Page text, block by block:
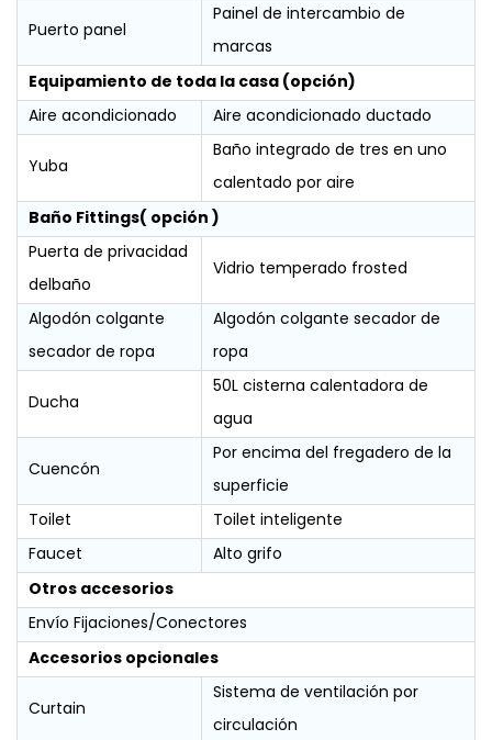
Puerto panel
Painel de intercambio de
marcas
Equipamiento de toda la casa (opción)
Aire acondicionado
Aire acondicionado ductado
Yuba
Baño integrado de tres en uno
calentado por aire
Baño Fittings( opción )
Puerta de privacidad
delbaño
Vidrio temperado frosted
Algodón colgante
secador de ropa
Algodón colgante secador de
ropa
Ducha
50L cisterna calentadora de
agua
Cuencón
Por encima del fregadero de la
superficie
Toilet
Toilet inteligente
Faucet
Alto grifo
Otros accesorios
Envío Fijaciones/Conectores
Accesorios opcionales
Curtain
Sistema de ventilación por
circulación